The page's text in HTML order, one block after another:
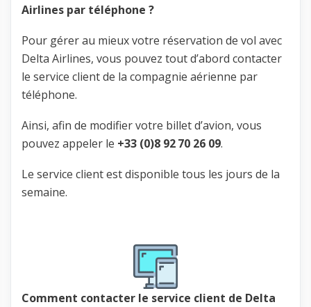
Airlines par téléphone ?
Pour gérer au mieux votre réservation de vol avec
Delta Airlines, vous pouvez tout d’abord contacter
le service client de la compagnie aérienne par
téléphone.
Ainsi, afin de modifier votre billet d’avion, vous
pouvez appeler le +33 (0)8 92 70 26 09.
Le service client est disponible tous les jours de la
semaine.
Comment contacter le service client de Delta